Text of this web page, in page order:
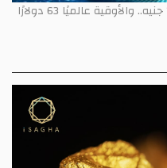
استقرار أسعار الفضة في مصر عند 101 جنيه.. والأوقية عالميًا 63 دولارًا